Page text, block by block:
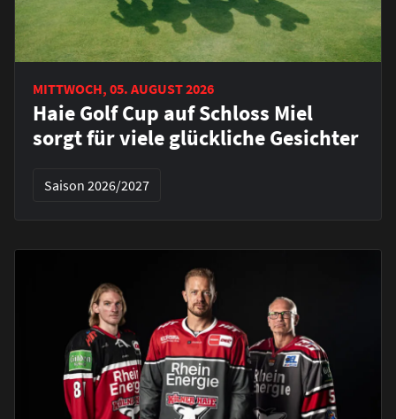
MITTWOCH, 05. AUGUST 2026
Haie Golf Cup auf Schloss Miel
sorgt für viele glückliche Gesichter
Saison 2026/2027